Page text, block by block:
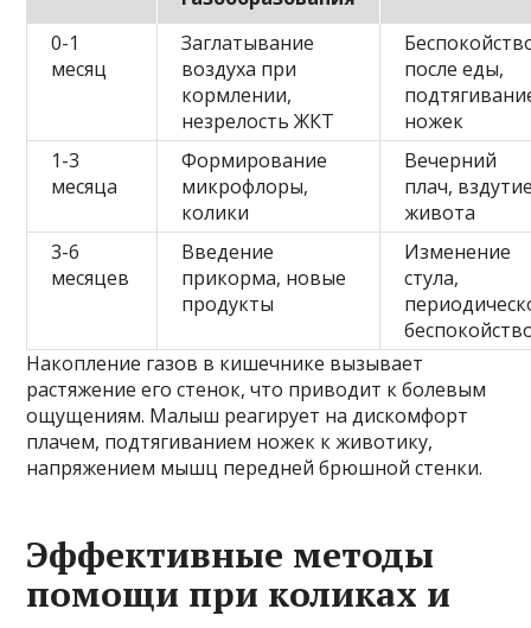
0-1
месяц
Заглатывание
воздуха при
кормлении,
незрелость ЖКТ
после еды,
ножек
1-3
месяца
Формирование
микрофлоры,
колики
Вечерний
плач,
живота
3-6
месяцев
Введение
прикорма, новые
продукты
Изменение
стула,
Накопление газов в кишечнике вызывает
растяжение его стенок, что приводит к болевым
ощущениям. Малыш реагирует на дискомфорт
плачем, подтягиванием ножек к животику,
напряжением мышц передней брюшной стенки.
Эффективные методы
помощи при коликах и